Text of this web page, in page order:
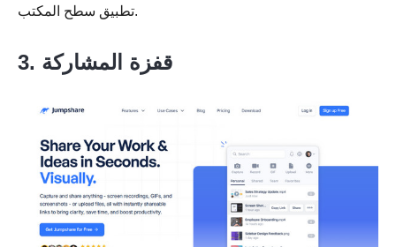
تطبيق سطح المكتب.
3. قفزة المشاركة